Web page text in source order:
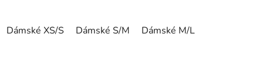
Dámské XS/S Dámské S/M Dámské M/L